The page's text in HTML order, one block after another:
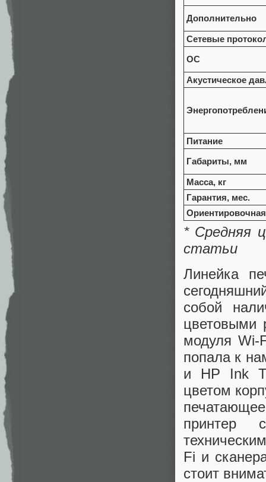
Дополнительно
Сетевые
ОС
Акустическое
Питание
Габариты, мм
Масса, кг
Гарантия, мес.
* Средняя
статьи
Линейка
собой
цветовыми
модуля Wi-
попала к
и HP Ink
цветом
принтер
Fi и
стоит